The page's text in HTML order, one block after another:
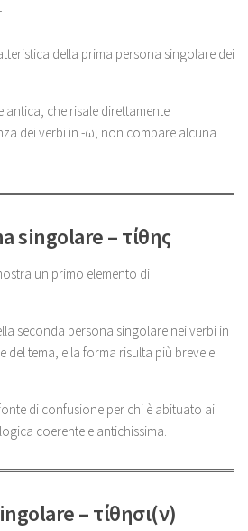
della prima persona singolare dei
antica, che risale direttamente
dei verbi in -ω, non compare alcuna
singolare – τίθης
un primo elemento di
seconda persona singolare nei verbi in
del tema, e la forma risulta più breve e
di confusione per chi è abituato ai
coerente e antichissima.
– τίθησι(ν)